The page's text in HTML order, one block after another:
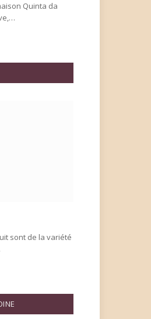
Quinta da
sont de la variété